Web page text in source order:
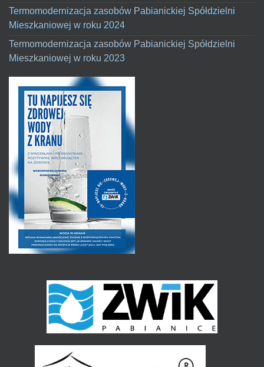
Termomodernizacja zasobów Pabianickiej Spółdzielni
Mieszkaniowej w roku 2024
Termomodernizacja zasobów Pabianickiej Spółdzielni
Mieszkaniowej w roku 2023